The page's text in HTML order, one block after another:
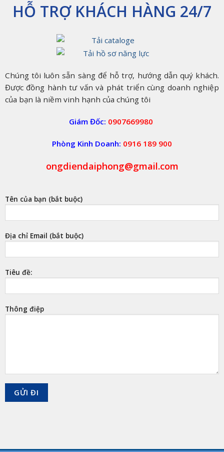
Thống
Bạn
HỖ TRỢ KHÁCH HÀNG 24/7
Chúng tôi luôn sẵn sàng để hỗ trợ, hướng dẫn quý khách.
Được đồng hành tư vấn và phát triển cùng doanh nghiệp
của bạn là niềm vinh hạnh của chúng tôi
Giám Đốc: 0907669980
Phòng Kinh Doanh: 0916 189 900
ongdiendaiphong@gmail.com
Tên của bạn (bắt buộc)
Địa chỉ Email (bắt buộc)
Tiêu đề:
Thông điệp